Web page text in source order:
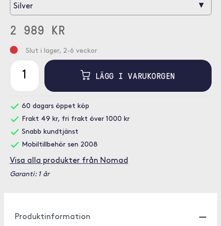
Silver ▾
2 989 KR
Slut i lager, 2-6 veckor
LÄGG I VARUKORGEN
60 dagars öppet köp
Frakt 49 kr, fri frakt över 1000 kr
Snabb kundtjänst
Mobiltillbehör sen 2008
Visa alla produkter från Nomad
Garanti: 1 år
Produktinformation